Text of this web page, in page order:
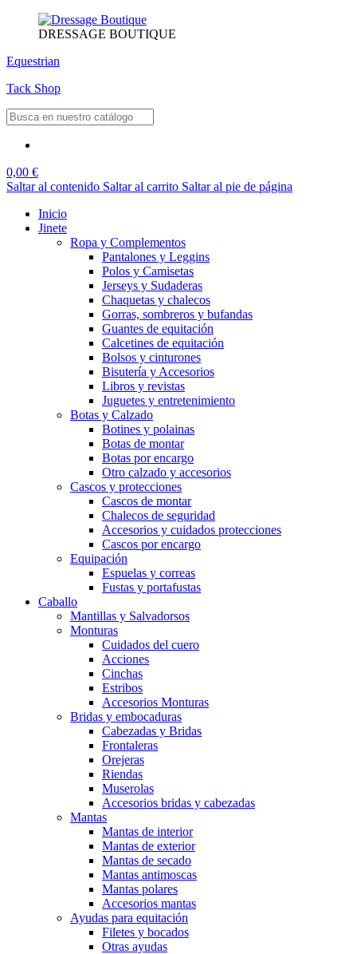
DRESSAGE BOUTIQUE
Equestrian
Tack Shop
0,00 €
Saltar al contenido Saltar al carrito Saltar al pie de página
Inicio
Jinete
Ropa y Complementos
Pantalones y Leggins
Polos y Camisetas
Jerseys y Sudaderas
Chaquetas y chalecos
Gorras, sombreros y bufandas
Guantes de equitación
Calcetines de equitación
Bolsos y cinturones
Bisutería y Accesorios
Libros y revistas
Juguetes y entretenimiento
Botas y Calzado
Botines y polainas
Botas de montar
Botas por encargo
Otro calzado y accesorios
Cascos y protecciones
Cascos de montar
Chalecos de seguridad
Accesorios y cuidados protecciones
Cascos por encargo
Equipación
Espuelas y correas
Fustas y portafustas
Caballo
Mantillas y Salvadorsos
Monturas
Cuidados del cuero
Acciones
Cinchas
Estribos
Accesorios Monturas
Bridas y embocaduras
Cabezadas y Bridas
Frontaleras
Orejeras
Riendas
Muserolas
Accesorios bridas y cabezadas
Mantas
Mantas de interior
Mantas de exterior
Mantas de secado
Mantas antimoscas
Mantas polares
Accesorios mantas
Ayudas para equitación
Filetes y bocados
Otras ayudas